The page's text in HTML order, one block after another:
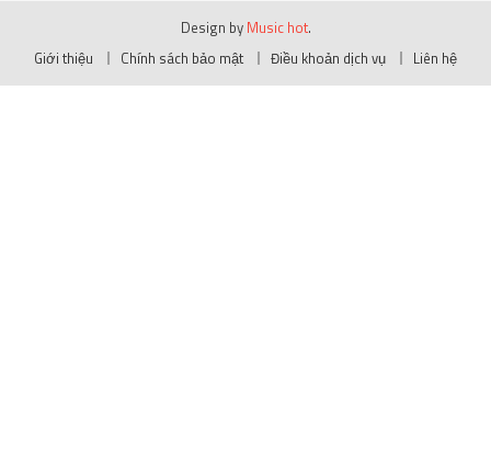
Design by Music hot.
Giới thiệu
Chính sách bảo mật Điều khoản dịch vụ Liên hệ